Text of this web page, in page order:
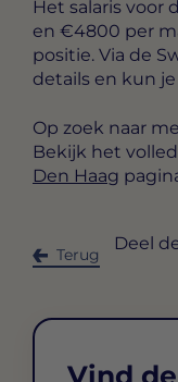
Het salaris voor
en €4800 per
positie. Via de
details en kun
Op zoek naar
Bekijk het
Den Haag
Terug
Deel